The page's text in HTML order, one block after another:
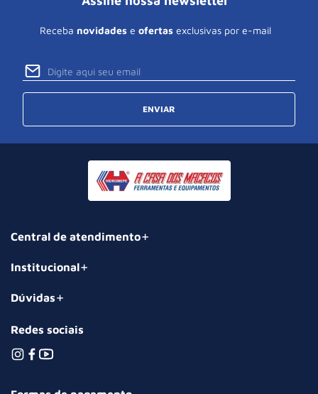
Receba novidades e ofertas exclusivas por e-mail
ENVIAR
Central de atendimento
Institucional
Dúvidas
Redes sociais